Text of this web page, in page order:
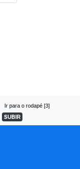
Ir para o rodapé [3]
SUBIR